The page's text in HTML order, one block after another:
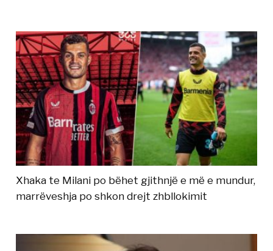
Xhaka te Milani po bëhet gjithnjë e më e mundur,
marrëveshja po shkon drejt zhbllokimit